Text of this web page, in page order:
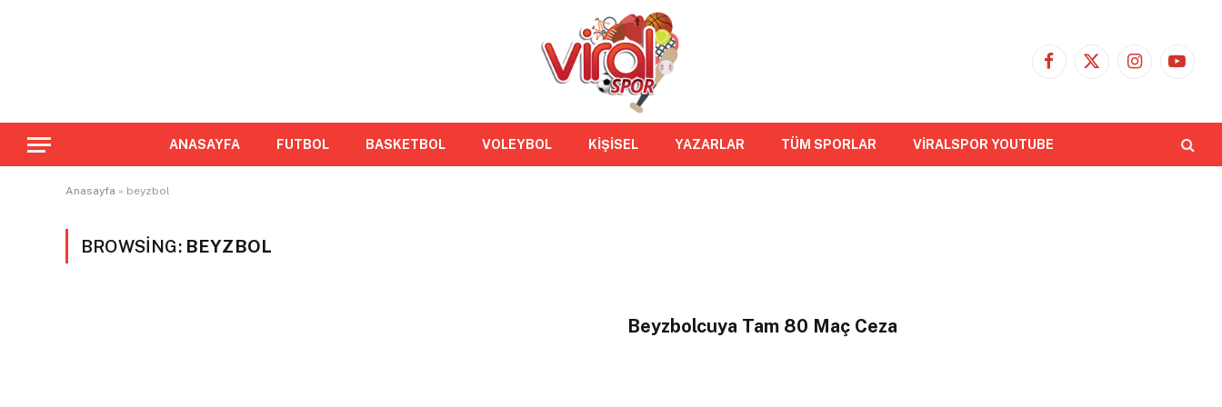
Facebook
X
Instagram
ANASAYFA FUTBOL BASKETBOL VOLEYBOL KİŞİSEL YAZARLAR TÜM SPORLAR VİRALSPOR YOUTUBE
Anasayfa » beyzbol
BROWSING: BEYZBOL
Beyzbolcuya Tam 80 Maç Ceza